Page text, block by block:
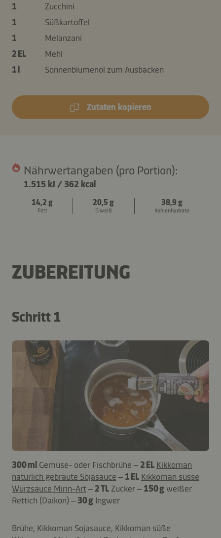
1
Zucchini
1
Süßkartoffel
1
Melanzani
2 EL
Mehl
1 l
Sonnenblumenöl zum Ausbacken
Zutaten kopieren
Nährwertangaben (pro Portion):
1.515 kJ / 362 kcal
14,2 g
Fett
20,5 g
Eiweiß
38,9 g
Kohlenhydrate
ZUBEREITUNG
Schritt 1
300 ml Gemüse- oder Fischbrühe – 2 EL Kikkoman
natürlich gebraute Sojasauce – 1 EL Kikkoman süsse
Würzsauce Mirin-Art– 2 TL Zucker – 150 g weißer
Rettich (Daikon) – 30 g Ingwer
Brühe, Kikkoman Sojasauce, Kikkoman süße